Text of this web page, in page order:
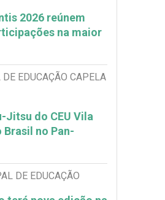
2026 reúnem
na maior
EDUCAÇÃO CAPELA
do CEU Vila
Brasil no Pan-
DE EDUCAÇÃO